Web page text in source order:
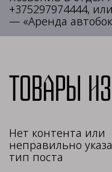
+375297974444,
— «Аренда
Товары
Нет контента или
неправильно
тип поста